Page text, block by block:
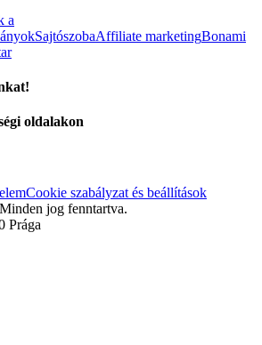
a
SajtószobaAffiliate marketingBonami
oldalakon
Cookie szabályzat és beállítások
jog fenntartva.
Prága